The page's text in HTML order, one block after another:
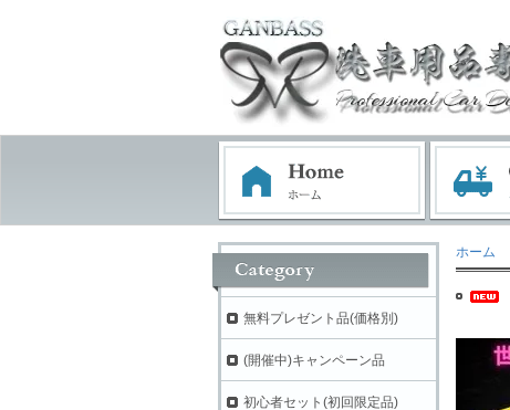
ホーム
無料プレゼント品(価格別)
(開催中)キャンペーン品
初心者セット(初回限定品)